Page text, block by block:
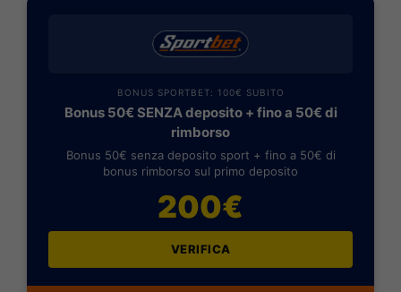
BONUS SPORTBET: 100€ SUBITO
Bonus 50€ SENZA deposito + fino a 50€ di
rimborso
Bonus 50€ senza deposito sport + fino a 50€ di
bonus rimborso sul primo deposito
200€
VERIFICA